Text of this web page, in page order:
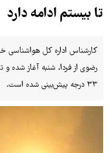
تا بیستم ادامه دارد
کارشناس اداره کل هواشناسی
رضوی از فردا، شنبه آغاز شده و
۳۳ درجه پیش‌بینی شده است.